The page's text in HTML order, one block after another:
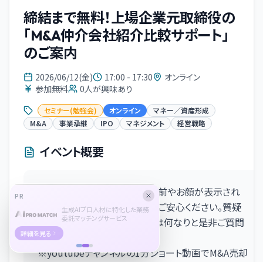
締結まで無料！上場企業元取締役の
「M&A仲介会社紹介比較サポート」
のご案内
2026/06/12(金) 17:00 - 17:30
オンライン
参加無料
0人が興味あり
セミナー(勉強会) オンライン
マネー／資産形成
M&A
事業承継 IPO マネジメント 経営戦略
イベント概要
※参加中は他の参加者にお名前やお顔が表示され
ることはありませんのでどうがご安心ください。質疑
応答時間もありますので当日は何なりと是非ご質問
ください※
※youtubeチャンネルの1分ショート動画でM&A売却
PR
生成AIプロ人材に特化した業務
委託マッチングサービス
詳細を見る